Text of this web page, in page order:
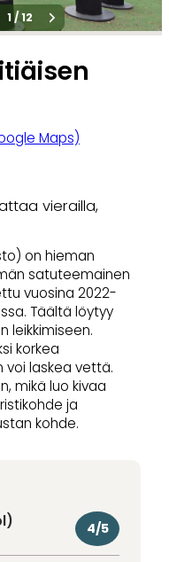
1 /12
Maps)
vierailla,
on hieman
satuteemainen
vuosina 2022-
Täältä löytyy
leikkimiseen.
korkea
voi laskea vettä.
mikä luo kivaa
ja
kohde.
4/5